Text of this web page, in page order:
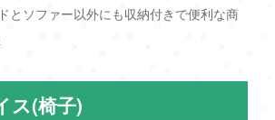
とソファー以外にも収納付きで便利な商
ス(椅子)